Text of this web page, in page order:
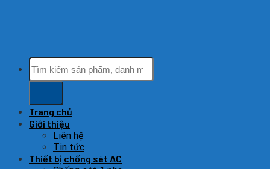
Tìm
kiếm:
Trang chủ
Giới thiệu
Liên hệ
Tin tức
Thiết bị chống sét AC